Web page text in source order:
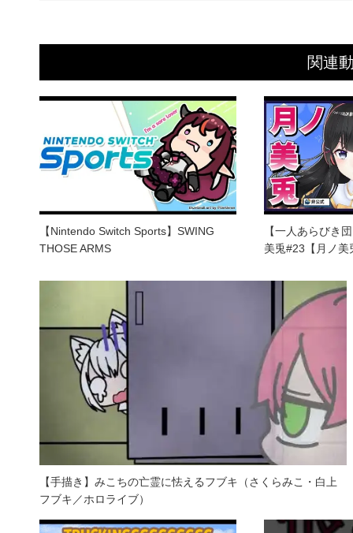
関連
【Nintendo Switch Sports】SWING
THOSE ARMS
【一人あらびき
美兎#23【月ノ美
【手描き】みこちの亡霊に怯えるフブキ（さくらみこ・白上
フブキ／ホロライブ）